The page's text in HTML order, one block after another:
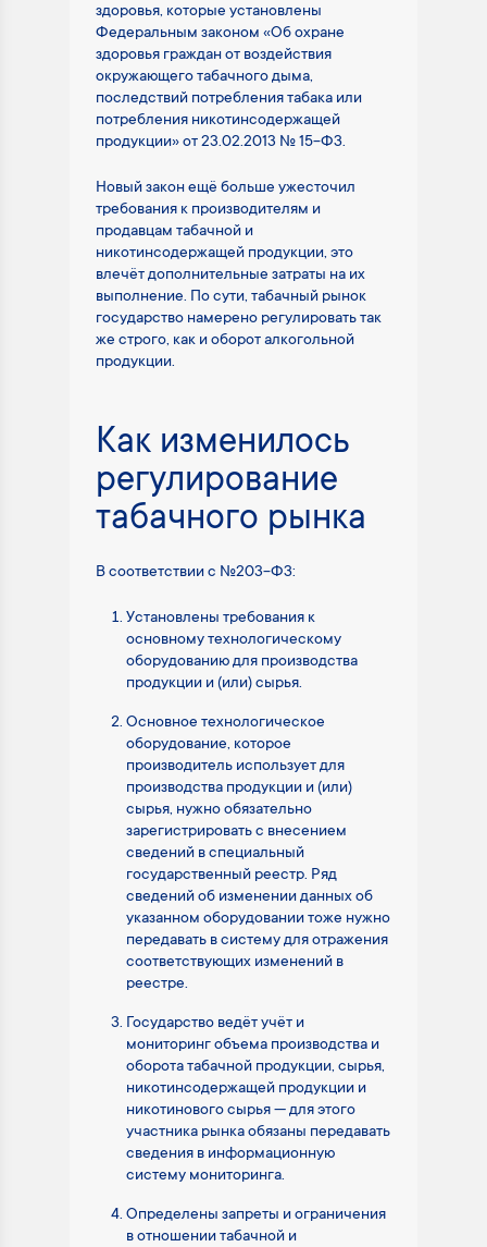
здоровья, которые установлены
Федеральным законом «Об охране
здоровья граждан от воздействия
окружающего табачного дыма,
последствий потребления табака или
потребления никотинсодержащей
продукции» от 23.02.2013 № 15-ФЗ.
Новый закон ещё больше ужесточил
требования к производителям и
продавцам табачной и
никотинсодержащей продукции, это
влечёт дополнительные затраты на их
выполнение. По сути, табачный рынок
государство намерено регулировать так
же строго, как и оборот алкогольной
продукции.
Как изменилось
регулирование
табачного рынка
В соответствии с №203-ФЗ:
Установлены требования к
основному технологическому
оборудованию для производства
продукции и (или) сырья.
Основное технологическое
оборудование, которое
производитель использует для
производства продукции и (или)
сырья, нужно обязательно
зарегистрировать с внесением
сведений в специальный
государственный реестр. Ряд
сведений об изменении данных об
указанном оборудовании тоже нужно
передавать в систему для отражения
соответствующих изменений в
реестре.
Государство ведёт учёт и
мониторинг объема производства и
оборота табачной продукции, сырья,
никотинсодержащей продукции и
никотинового сырья — для этого
участника рынка обязаны передавать
сведения в информационную
систему мониторинга.
Определены запреты и ограничения
в отношении табачной и